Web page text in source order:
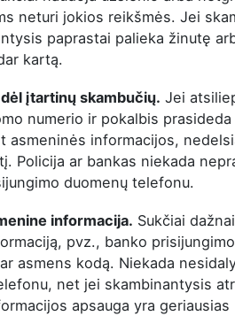
neturi jokios reikšmės. Jei
paprastai palieka žinutę
kartą.
įtartinų skambučių. Jei
numerio ir pokalbis
asmeninės informacijos,
Policija ar bankas niekada
duomenų telefonu.
informacija. Sukčiai
pvz., banko prisijungimo
asmens kodą. Niekada
net jei skambinantysis
apsauga yra geriausias